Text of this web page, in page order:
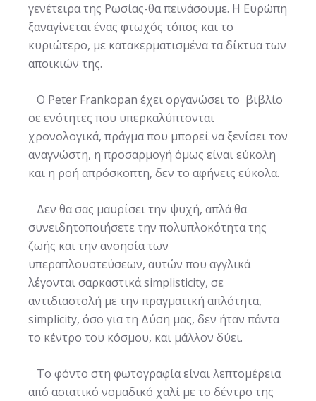
γενέτειρα της Ρωσίας-θα πεινάσουμε. Η Ευρώπη
ξαναγίνεται ένας φτωχός τόπος και το
κυριώτερο, με κατακερματισμένα τα δίκτυα των
αποικιών της.
Ο Peter Frankopan έχει οργανώσει το βιβλίο
σε ενότητες που υπερκαλύπτονται
χρονολογικά, πράγμα που μπορεί να ξενίσει τον
αναγνώστη, η προσαρμογή όμως είναι εύκολη
και η ροή απρόσκοπτη, δεν το αφήνεις εύκολα.
Δεν θα σας μαυρίσει την ψυχή, απλά θα
συνειδητοποιήσετε την πολυπλοκότητα της
ζωής και την ανοησία των
υπεραπλουστεύσεων, αυτών που αγγλικά
λέγονται σαρκαστικά simplisticity, σε
αντιδιαστολή με την πραγματική απλότητα,
simplicity, όσο για τη Δύση μας, δεν ήταν πάντα
το κέντρο του κόσμου, και μάλλον δύει.
To φόντο στη φωτογραφία είναι λεπτομέρεια
από ασιατικό νομαδικό χαλί με το δέντρο της